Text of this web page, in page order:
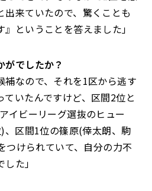
出来ていたので、驚くことも
ということを答えました」
でしたか？
補なので、それを1区から逃す
いたんですけど、区間2位と
イビーリーグ選抜のヒュー
、区間1位の篠原(倖太朗、駒
つけられていて、自分の力不
た」